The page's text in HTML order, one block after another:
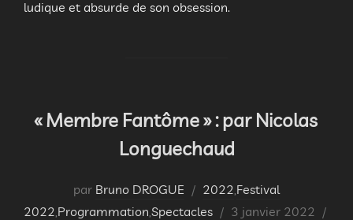
ludique et absurde de son obsession.
« Membre Fantôme » : par Nicolas
Longuechaud
par Bruno DROGUE 2022 Festival
2022 Programmation Spectacles
Publié
3 janvier 2022